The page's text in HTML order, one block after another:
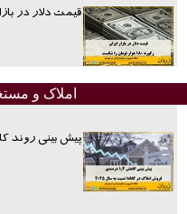
قیمت دلار در بازار ایران
املاک و
پیش بینی روند